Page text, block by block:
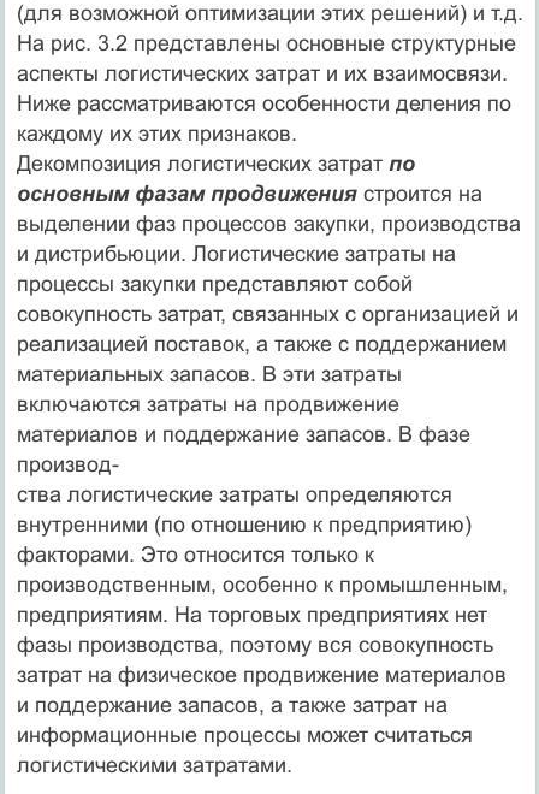
(для возможной оптимизации этих решений) и т.д.
На рис. 3.2 представлены основные структурные
аспекты логистических затрат и их взаимосвязи.
Ниже рассматриваются особенности деления по
каждому их этих признаков.
Декомпозиция логистических затрат по
основным фазам продвижениястроится на
выделении фаз процессов закупки, производства
и дистрибьюции. Логистические затраты на
процессы закупки представляют собой
совокупность затрат, связанных с организацией и
реализацией поставок, а также с поддержанием
материальных запасов. В эти затраты
включаются затраты на продвижение
материалов и поддержание запасов. В фазе
производ-
ства логистические затраты определяются
внутренними (по отношению к предприятию)
факторами. Это относится только к
производственным, особенно к промышленным,
предприятиям. На торговых предприятиях нет
фазы производства, поэтому вся совокупность
затрат на физическое продвижение материалов
и поддержание запасов, а также затрат на
информационные процессы может считаться
логистическими затратами.